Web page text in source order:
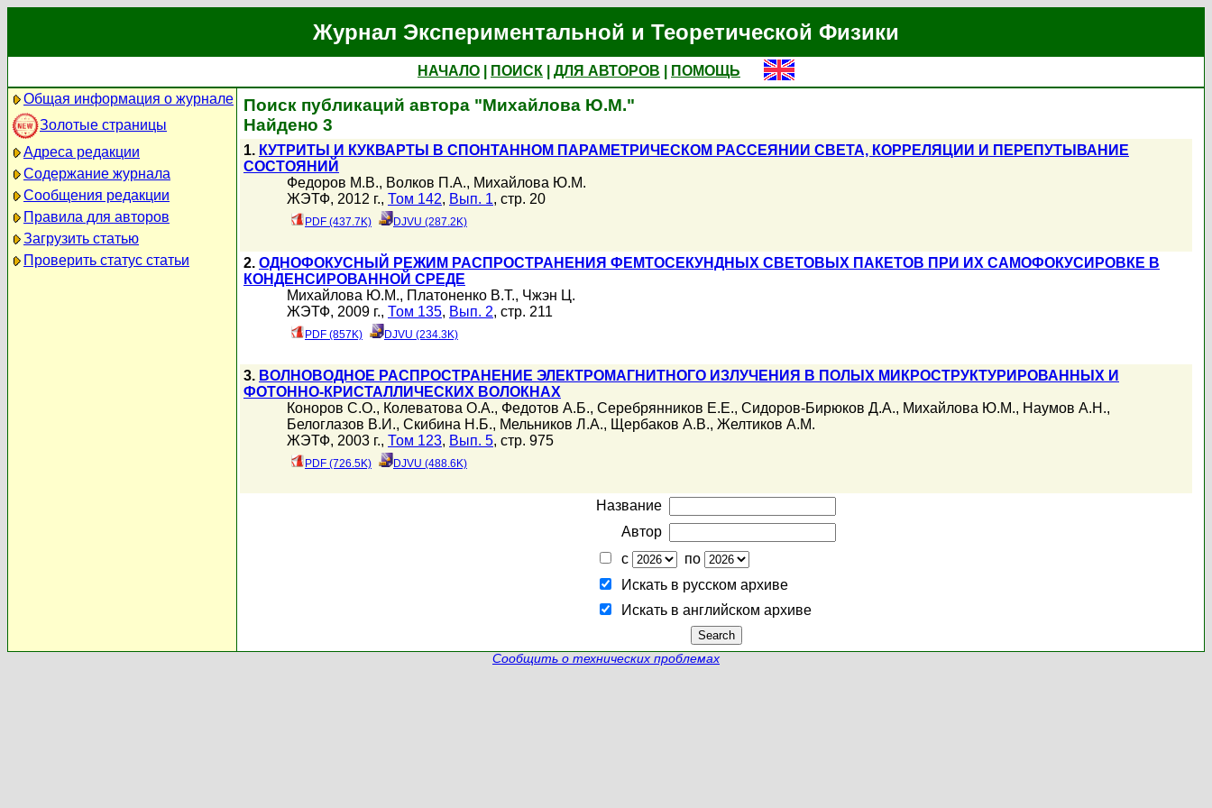
Журнал Экспериментальной и Теоретической Физики
НАЧАЛО ПОИСК ДЛЯ АВТОРОВ
ПОМОЩЬ
Общая информация о журнале
Золотые страницы
Адреса редакции
Содержание журнала
Сообщения редакции
Правила для авторов
Загрузить статью
Проверить статус статьи
Поиск публикаций автора "Михайлова Ю.М."
Найдено 3
1. КУТРИТЫ И КУКВАРТЫ В СПОНТАННОМ ПАРАМЕТРИЧЕСКОМ РАССЕЯНИИ СВЕТА, КОРРЕЛЯЦИИ И ПЕРЕПУТЫВАНИЕ
СОСТОЯНИЙ
Федоров М.В., Волков П.А., Михайлова Ю.М.
ЖЭТФ, 2012 г., Том 142, Вып. 1, стр. 20
PDF (437.7K) DJVU (287.2K)
2. ОДНОФОКУСНЫЙ РЕЖИМ РАСПРОСТРАНЕНИЯ ФЕМТОСЕКУНДНЫХ СВЕТОВЫХ ПАКЕТОВ ПРИ ИХ САМОФОКУСИРОВКЕ В
КОНДЕНСИРОВАННОЙ СРЕДЕ
Михайлова Ю.М., Платоненко В.Т., Чжэн Ц.
ЖЭТФ, 2009 г., Том 135, Вып. 2, стр. 211
PDF (857K) DJVU (234.3K)
3. ВОЛНОВОДНОЕ РАСПРОСТРАНЕНИЕ ЭЛЕКТРОМАГНИТНОГО ИЗЛУЧЕНИЯ В ПОЛЫХ МИКРОСТРУКТУРИРОВАННЫХ И
ФОТОННО-КРИСТАЛЛИЧЕСКИХ ВОЛОКНАХ
Коноров С.О., Колеватова О.А., Федотов А.Б., Серебрянников Е.Е., Сидоров-Бирюков Д.А., Михайлова Ю.М., Наумов А.Н.,
Белоглазов В.И., Скибина Н.Б., Мельников Л.А., Щербаков А.В., Желтиков А.М.
ЖЭТФ, 2003 г., Том 123, Вып. 5, стр. 975
PDF (726.5K) DJVU (488.6K)
Название
Автор
с
по
Искать в русском архиве
Искать в английском архиве
Сообщить о технических проблемах